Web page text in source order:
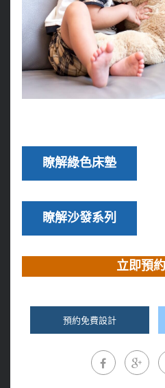
瞭解綠色床墊
瞭解沙發系列
立即預
預約免費設計